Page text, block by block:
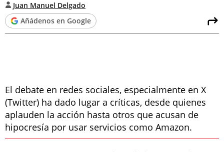
Juan Manuel Delgado
Añádenos en Google
El debate en redes sociales, especialmente en X
(Twitter) ha dado lugar a críticas, desde quienes
aplauden la acción hasta otros que acusan de
hipocresía por usar servicios como Amazon.